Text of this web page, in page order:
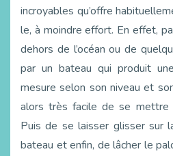
incroyables qu’offre
le, à moindre effort. En effet,
dehors de l’océan ou de
par un bateau qui produit
mesure selon son niveau et
alors très facile de se mettre
Puis de se laisser glisser sur
bateau et enfin, de lâcher le